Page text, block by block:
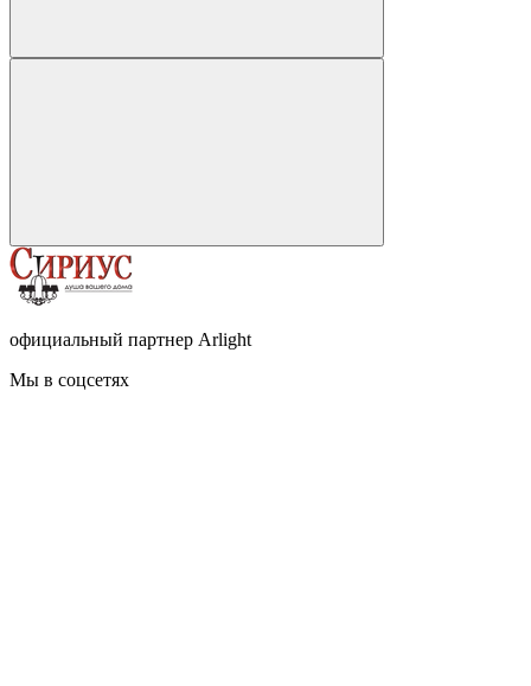
официальный партнер Arlight
Мы в соцсетях